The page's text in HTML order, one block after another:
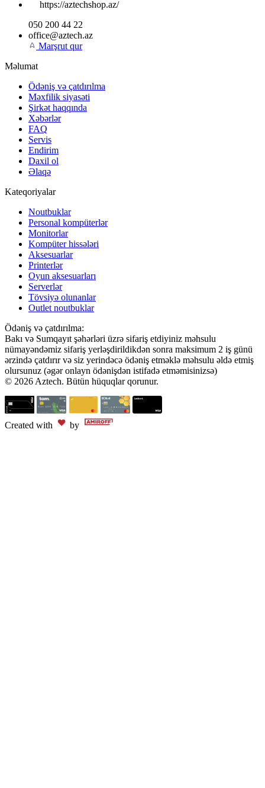
https://aztechshop.az/
050 200 44 22
office@aztech.az
Marşrut qur
Məlumat
Ödəniş və çatdırılma
Məxfilik siyasəti
Şirkət haqqında
Xəbərlər
FAQ
Servis
Endirim
Daxil ol
Əlaqə
Kateqoriyalar
Noutbuklar
Personal kompüterlər
Monitorlar
Kompüter hissələri
Aksesuarlar
Printerlər
Oyun aksesuarları
Serverlər
Tövsiyə olunanlar
Outlet noutbuklar
Ödəniş və çatdırılma:
Bakı və Sumqayıt şəhərləri üzrə sifariş etdiyiniz məhsulu
nümayəndəmiz sifariş yerləşdirildikdən sonra maksimum 2 iş günü
ərzində çatdırır və siz yerindəcə ödəniş etməklə məhsulu əldə etmiş
olursunuz (əgər onlayn ödənişdən istifadə etməmisinizsə)
© 2026 Aztech. Bütün hüquqlar qorunur.
Created with by